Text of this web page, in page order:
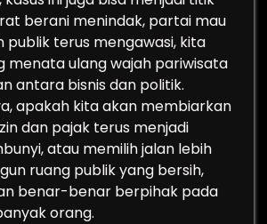
berani menindak, partai mau
publik terus mengawasi, kita
menata ulang wajah pariwisata
antara bisnis dan politik.
apakah kita akan membiarkan
dan pajak terus menjadi
atau memilih jalan lebih
ruang publik yang bersih,
benar-benar berpihak pada
orang.